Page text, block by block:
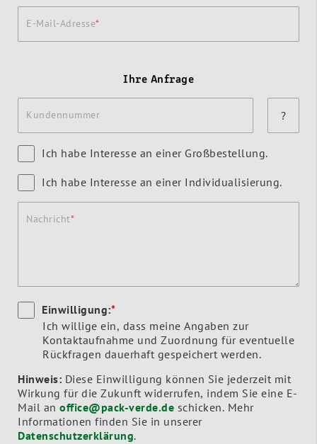
E-Mail-Adresse
Ihre Anfrage
Kundennummer ?
Ich habe Interesse an einer Großbestellung.
Ich habe Interesse an einer Individualisierung.
Nachricht
Einwilligung:*
Ich willige ein, dass meine Angaben zur
Kontaktaufnahme und Zuordnung für eventuelle
Rückfragen dauerhaft gespeichert werden.
Hinweis: Diese Einwilligung können Sie jederzeit mit
Wirkung für die Zukunft widerrufen, indem Sie eine E-
Mail an office@pack-verde.de
Informationen finden Sie in unserer
Datenschutzerklärung.